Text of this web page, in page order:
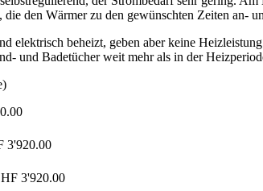
den Wärmer zu den gewünschten Zeiten an-
elektrisch beheizt, geben aber keine
und Badetücher weit mehr als in der
3'920.00
3'920.00